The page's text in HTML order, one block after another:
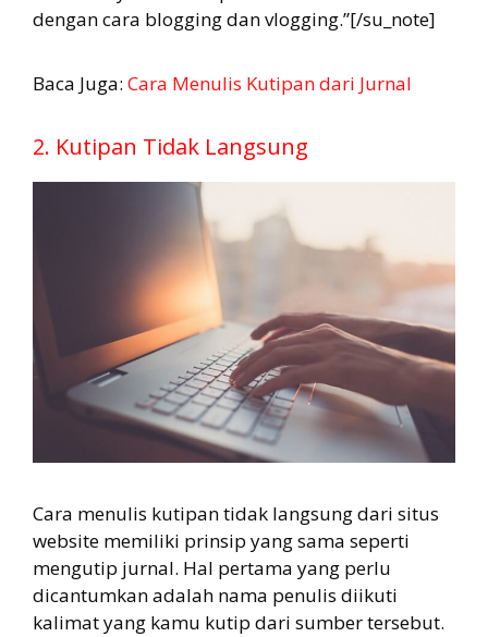
dengan cara blogging dan vlogging.”[/su_note]
Baca Juga: Cara Menulis Kutipan dari Jurnal
2. Kutipan Tidak Langsung
Cara menulis kutipan tidak langsung dari situs
website memiliki prinsip yang sama seperti
mengutip jurnal. Hal pertama yang perlu
dicantumkan adalah nama penulis diikuti
kalimat yang kamu kutip dari sumber tersebut.